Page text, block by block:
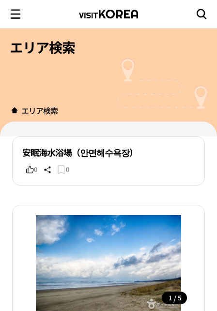
エリア検索
エリア検索
安眠海水浴場（안면해수욕장）
0 0
1 / 5